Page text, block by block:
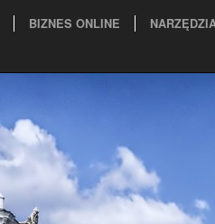
BIZNES ONLINE